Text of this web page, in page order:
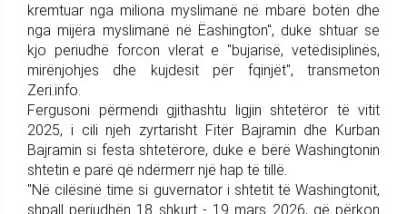
kremtuar nga miliona myslimanë në mbarë botën dhe
nga mijëra myslimanë në Ëashington", duke shtuar se
kjo periudhë forcon vlerat e "bujarisë, vetëdisiplinës,
mirënjohjes dhe kujdesit për fqinjët", transmeton
Zeri.info.
Fergusoni përmendi gjithashtu ligjin shtetëror të vitit
2025, i cili njeh zyrtarisht Fitër Bajramin dhe Kurban
Bajramin si festa shtetërore, duke e bërë Washingtonin
shtetin e parë që ndërmerr një hap të tillë.
"Në cilësinë time si guvernator i shtetit të Washingtonit,
shpall periudhën 18 shkurt - 19 mars 2026, që përkon